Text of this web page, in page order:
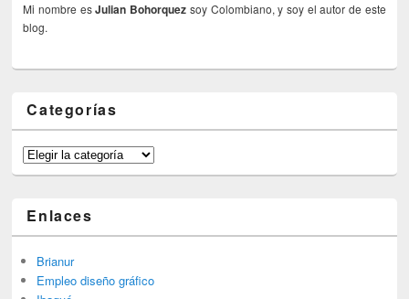
Mi nombre esJulian Bohorquez soy Colombiano, y soy el autor de este
blog.
Categorías
Categorías
Enlaces
Brianur
Empleo diseño gráfico